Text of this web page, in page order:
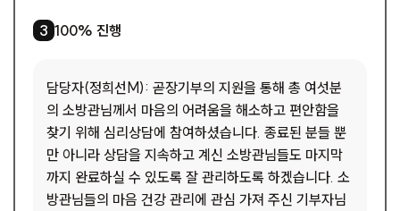
3 100% 진행
담당자(정희선M): 곧장기부의 지원을 통해 총 여섯분
의 소방관님께서 마음의 어려움을 해소하고 편안함을
찾기 위해 심리상담에 참여하셨습니다. 종료된 분들 뿐
만 아니라 상담을 지속하고 계신 소방관님들도 마지막
까지 완료하실 수 있도록 잘 관리하도록 하겠습니다. 소
방관님들의 마음 건강 관리에 관심 가져 주신 기부자님